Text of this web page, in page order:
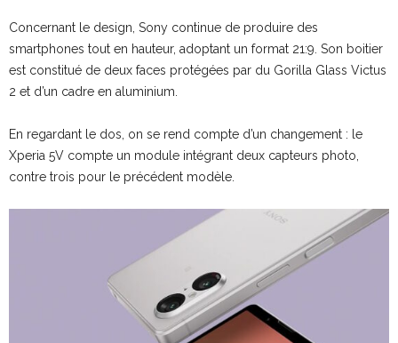
Concernant le design, Sony continue de produire des
smartphones tout en hauteur, adoptant un format 21:9. Son boitier
est constitué de deux faces protégées par du Gorilla Glass Victus
2 et d’un cadre en aluminium.
En regardant le dos, on se rend compte d’un changement : le
Xperia 5V compte un module intégrant deux capteurs photo,
contre trois pour le précédent modèle.